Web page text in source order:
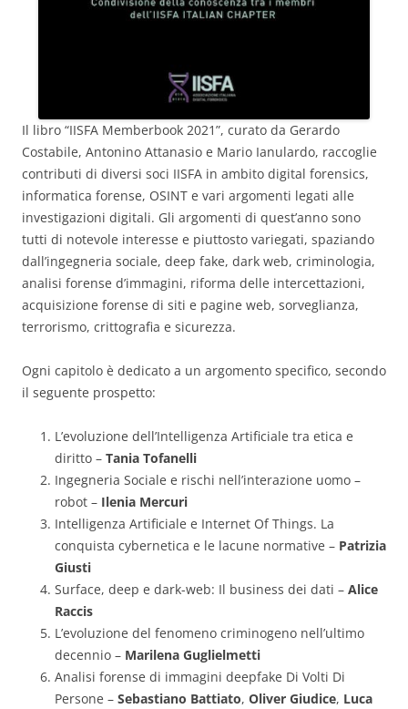
Il libro “IISFA Memberbook 2021”, curato da Gerardo
Costabile, Antonino Attanasio e Mario Ianulardo, raccoglie
contributi di diversi soci IISFA in ambito digital forensics,
informatica forense, OSINT e vari argomenti legati alle
investigazioni digitali. Gli argomenti di quest’anno sono
tutti di notevole interesse e piuttosto variegati, spaziando
dall’ingegneria sociale, deep fake, dark web, criminologia,
analisi forense d’immagini, riforma delle intercettazioni,
acquisizione forense di siti e pagine web, sorveglianza,
terrorismo, crittografia e sicurezza.
Ogni capitolo è dedicato a un argomento specifico, secondo
il seguente prospetto:
L’evoluzione dell’Intelligenza Artificiale tra etica e
diritto – Tania Tofanelli
Ingegneria Sociale e rischi nell’interazione uomo –
robot – Ilenia Mercuri
Intelligenza Artificiale e Internet Of Things. La
conquista cybernetica e le lacune normative – Patrizia
Giusti
Surface, deep e dark-web: Il business dei dati – Alice
Raccis
L’evoluzione del fenomeno criminogeno nell’ultimo
decennio – Marilena Guglielmetti
Analisi forense di immagini deepfake Di Volti Di
Persone – Sebastiano Battiato, Oliver Giudice, Luca